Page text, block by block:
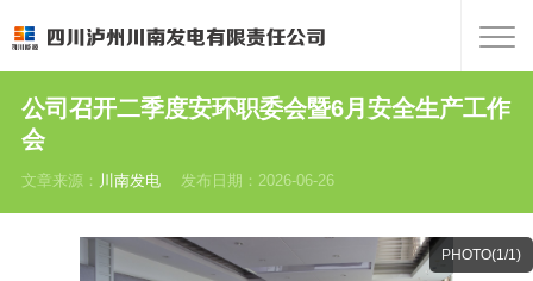
公司召开二季度安环职委会暨6月安全生产工作
会
文章来源： 川南发电 发布日期：2026-06-26
PHOTO(1/1)